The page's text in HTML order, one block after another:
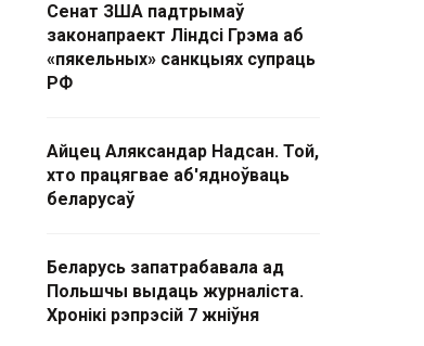
Сенат ЗША падтрымаў
законапраект Ліндсі Грэма аб
«пякельных» санкцыях супраць
РФ
Айцец Аляксандар Надсан. Той,
хто працягвае аб'ядноўваць
беларусаў
Беларусь запатрабавала ад
Польшчы выдаць журналіста.
Хронікі рэпрэсій 7 жніўня